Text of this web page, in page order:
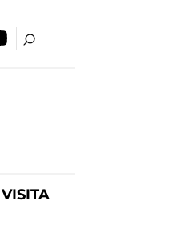
VISITA